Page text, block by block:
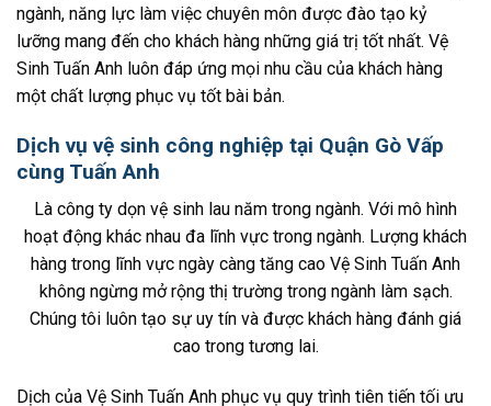
ngành, năng lực làm việc chuyên môn được đào tạo kỷ
lưỡng mang đến cho khách hàng những giá trị tốt nhất. Vệ
Sinh Tuấn Anh luôn đáp ứng mọi nhu cầu của khách hàng
một chất lượng phục vụ tốt bài bản.
Dịch vụ vệ sinh công nghiệp tại Quận Gò Vấp
cùng Tuấn Anh
Là công ty dọn vệ sinh lau năm trong ngành. Với mô hình
hoạt động khác nhau đa lĩnh vực trong ngành. Lượng khách
hàng trong lĩnh vực ngày càng tăng cao Vệ Sinh Tuấn Anh
không ngừng mở rộng thị trường trong ngành làm sạch.
Chúng tôi luôn tạo sự uy tín và được khách hàng đánh giá
cao trong tương lai.
Dịch của Vệ Sinh Tuấn Anh phục vụ quy trình tiên tiến tối ưu